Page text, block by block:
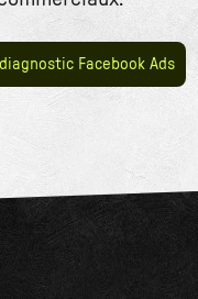
Facebook Ads